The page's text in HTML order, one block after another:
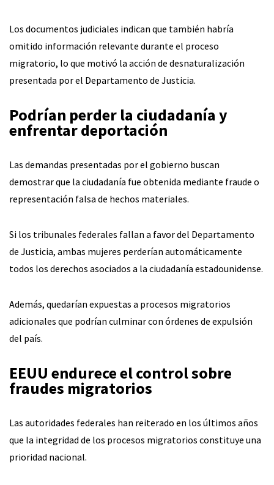
Los documentos judiciales indican que también habría
omitido información relevante durante el proceso
migratorio, lo que motivó la acción de desnaturalización
presentada por el Departamento de Justicia.
Podrían perder la ciudadanía y
enfrentar deportación
Las demandas presentadas por el gobierno buscan
demostrar que la ciudadanía fue obtenida mediante fraude o
representación falsa de hechos materiales.
Si los tribunales federales fallan a favor del Departamento
de Justicia, ambas mujeres perderían automáticamente
todos los derechos asociados a la ciudadanía estadounidense.
Además, quedarían expuestas a procesos migratorios
adicionales que podrían culminar con órdenes de expulsión
del país.
EEUU endurece el control sobre
fraudes migratorios
Las autoridades federales han reiterado en los últimos años
que la integridad de los procesos migratorios constituye una
prioridad nacional.